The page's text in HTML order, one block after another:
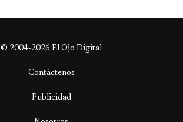
© 2004-2026 El Ojo Digital
Contáctenos
Publicidad